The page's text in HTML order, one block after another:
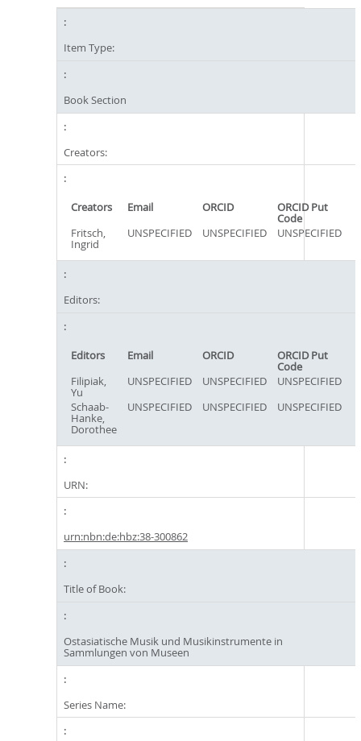
Item Type:
Book Section
Creators:
Creators Email ORCID ORCID Put
Code
Fritsch,
Ingrid
UNSPECIFIED UNSPECIFIED UNSPECIFIED
Editors:
Editors Email ORCID ORCID Put
Code
Filipiak,
Yu
UNSPECIFIED UNSPECIFIED
UNSPECIFIED
Schaab-
Hanke,
Dorothee
UNSPECIFIED UNSPECIFIED UNSPECIFIED
URN:
urn:nbn:de:hbz:38-300862
Title of Book:
Ostasiatische Musik und Musikinstrumente in
Sammlungen von Museen
Series Name: